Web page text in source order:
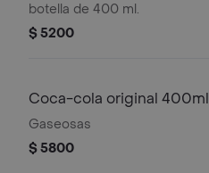
botella de 400 ml.
$ 5200
Coca-cola original 400ml
Gaseosas
$ 5800